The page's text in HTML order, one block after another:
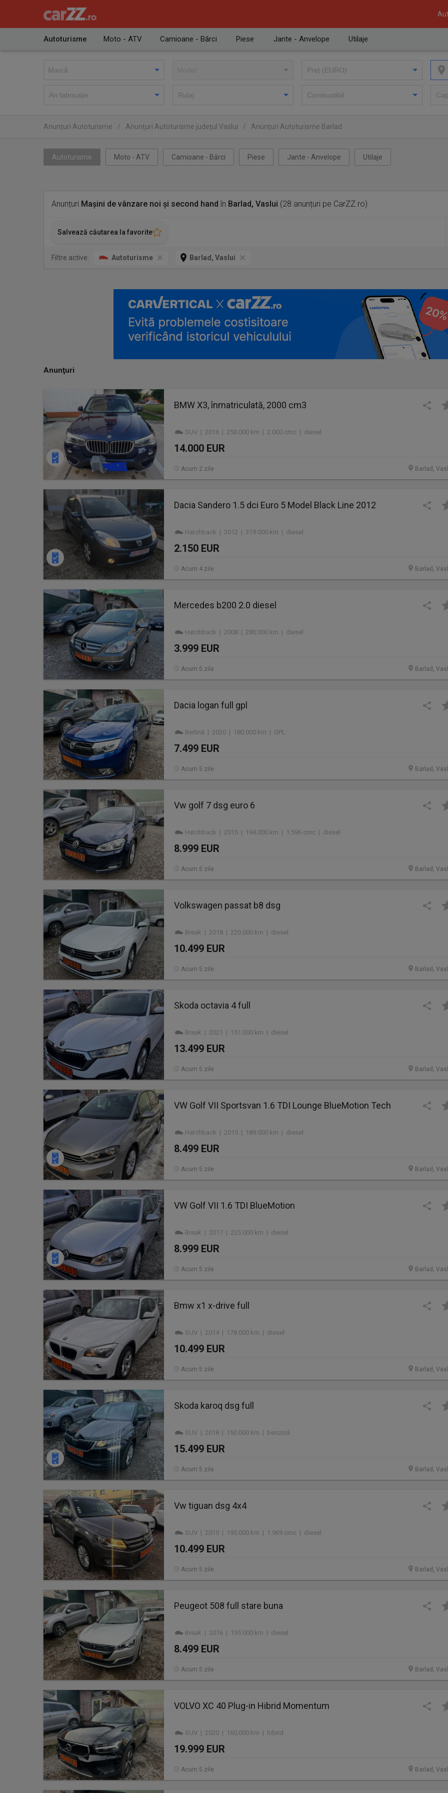
Autoturisme Moto - ATV Camioane - Bărci Piese Jante - Anvelope Utilaje
Anunţuri Autoturisme / Anunţuri Autoturisme judeţul Vaslui / Anunţuri Autoturisme Barlad
Autoturisme Moto - ATV Camioane - Bărci Piese Jante - Anvelope Utilaje
Anunțuri Mașini de vânzare noi și second hand în Barlad, Vaslui (28 anunțuri pe CarZZ.ro)
Salvează căutarea la favorite
Filtre active: Autoturisme Barlad, Vaslui
Anunţuri
BMW X3, înmatriculată, 2000 cm3
SUV | 2016 | 250.000 km | 2.000 cmc | diesel
14.000 EUR
Barlad,
Acum 2 zile
Dacia Sandero 1.5 dci Euro 5 Model Black Line 2012
Hatchback | 2012 | 319.000 km | diesel
2.150 EUR
Barlad,
Acum 4 zile
Mercedes b200 2.0 diesel
Hatchback | 2008 | 280.000 km | diesel
3.999 EUR
Barlad,
Acum 5 zile
Dacia logan full gpl
Berlină | 2020 | 180.000 km | GPL
7.499 EUR
Barlad,
Acum 5 zile
Vw golf 7 dsg euro 6
Hatchback | 2015 | 194.000 km | 1.596 cmc | diesel
8.999 EUR
Barlad,
Acum 5 zile
Volkswagen passat b8 dsg
Break | 2018 | 220.000 km | diesel
10.499 EUR
Barlad,
Acum 5 zile
Skoda octavia 4 full
Break | 2021 | 151.000 km | diesel
13.499 EUR
Barlad,
Acum 5 zile
VW Golf VII Sportsvan 1.6 TDI Lounge BlueMotion Tech
Hatchback | 2015 | 189.000 km | diesel
8.499 EUR
Barlad,
Acum 5 zile
VW Golf VII 1.6 TDI BlueMotion
Break | 2017 | 225.000 km | diesel
8.999 EUR
Barlad,
Acum 5 zile
Bmw x1 x-drive full
SUV | 2014 | 178.000 km | diesel
10.499 EUR
Barlad,
Acum 5 zile
Skoda karoq dsg full
SUV | 2018 | 150.000 km | benzină
15.499 EUR
Barlad,
Acum 5 zile
Vw tiguan dsg 4x4
SUV | 2015 | 195.000 km | 1.969 cmc | diesel
10.499 EUR
Barlad,
Acum 5 zile
Peugeot 508 full stare buna
Break | 2016 | 195.000 km | diesel
8.499 EUR
Barlad,
Acum 5 zile
VOLVO XC 40 Plug-in Hibrid Momentum
SUV | 2020 | 160.000 km | hibrid
19.999 EUR
Barlad,
Acum 5 zile